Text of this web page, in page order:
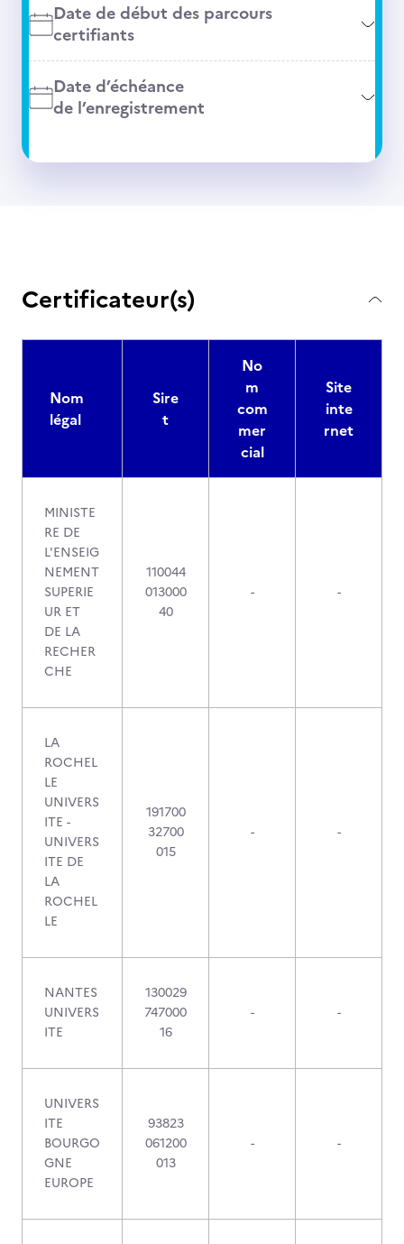
Date de début des parcours
certifiants
Date d’échéance
de l’enregistrement
Certificateur(s)
Nom
légal
Sire
t
No
m
com
mer
cial
Site
inte
rnet
MINISTE
RE DE
L'ENSEIG
NEMENT
SUPERIE
UR ET
DE LA
RECHER
CHE
110044
013000
40
- -
LA
ROCHEL
LE
UNIVERS
ITE -
UNIVERS
ITE DE
LA
ROCHEL
LE
191700
32700
015
- -
NANTES
UNIVERS
ITE
130029
747000
16
- -
UNIVERS
ITE
BOURGO
GNE
EUROPE
93823
061200
013
- -